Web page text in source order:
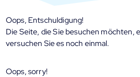
Oops, Entschuldigung!
Die Seite, die Sie besuchen möchten,
versuchen Sie es noch einmal.
Oops, sorry!